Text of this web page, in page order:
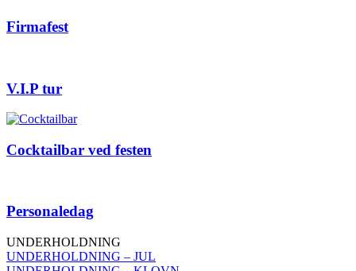
Firmafest
V.I.P tur
Cocktailbar ved festen
Personaledag
UNDERHOLDNING
UNDERHOLDNING – JUL